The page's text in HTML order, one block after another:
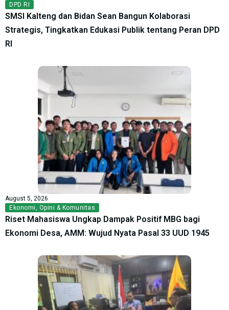
DPD RI
SMSI Kalteng dan Bidan Sean Bangun Kolaborasi
Strategis, Tingkatkan Edukasi Publik tentang Peran DPD
RI
August 5, 2026
Ekonomi, Opini & Komunitas
Riset Mahasiswa Ungkap Dampak Positif MBG bagi
Ekonomi Desa, AMM: Wujud Nyata Pasal 33 UUD 1945